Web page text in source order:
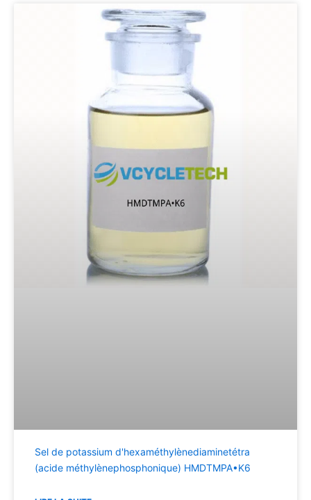
Sel de potassium d'hexaméthylènediaminetétra
(acide méthylènephosphonique) HMDTMPA•K6